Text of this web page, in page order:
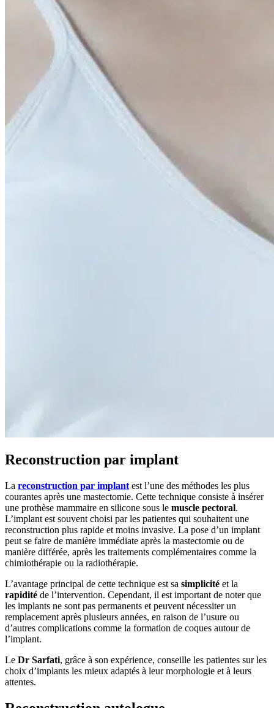
Reconstruction par implant
La reconstruction par implant est l’une des méthodes les plus
courantes après une mastectomie. Cette technique consiste à insérer
une prothèse mammaire en silicone sous le muscle pectoral.
L’implant est souvent choisi par les patientes qui souhaitent une
reconstruction plus rapide et moins invasive. La pose d’un implant
peut se faire de manière immédiate après la mastectomie ou de
manière différée, après les traitements complémentaires comme la
chimiothérapie ou la radiothérapie.
L’avantage principal de cette technique est sa simplicité et la
rapidité de l’intervention. Cependant, il est important de noter que
les implants ne sont pas permanents et peuvent nécessiter un
remplacement après plusieurs années, en raison de l’usure ou
d’autres complications comme la formation de coques autour de
l’implant.
Le Dr Sarfati, grâce à son expérience, conseille les patientes sur les
choix d’implants les mieux adaptés à leur morphologie et à leurs
attentes​.